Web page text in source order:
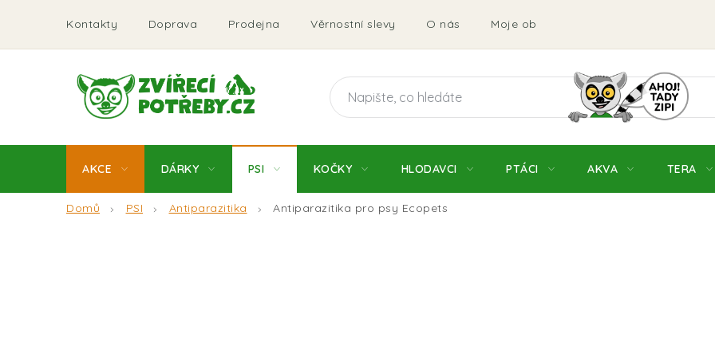
obsah
Kontakty Doprava Prodejna Věrnostní slevy O nás Moje objednávka Obchodní
AKCE DÁRKY PSI KOČKY HLODAVCI PTÁCI AKVA TERA
Domů PSI Antiparazitika Antiparazitika pro psy Ecopets